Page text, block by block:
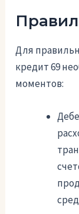
Для
кредит 69
моментов: